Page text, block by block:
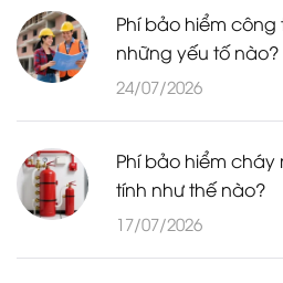
Phí bảo hiểm
những yếu tố nào?
24/07/2026
Phí bảo hiểm
tính như thế nào?
17/07/2026